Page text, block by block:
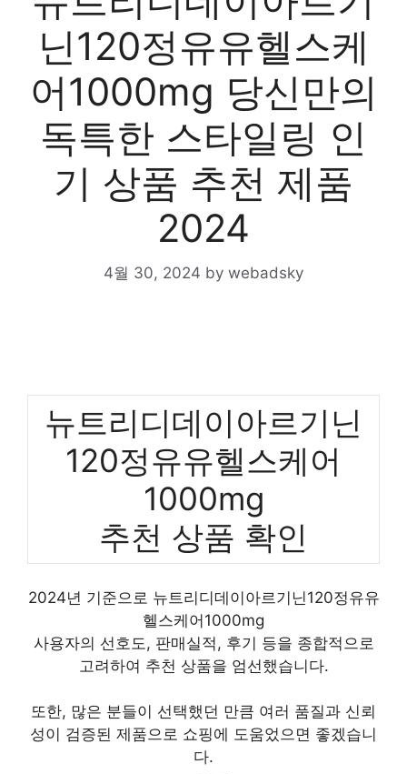
닌120정유유헬스케
어1000mg 당신만의
독특한 스타일링 인
기 상품 추천 제품
2024
4월 30, 2024 by webadsky
뉴트리디데이아르기닌
120정유유헬스케어
1000mg
추천 상품 확인
2024년 기준으로 뉴트리디데이아르기닌120정유유
헬스케어1000mg
사용자의 선호도, 판매실적, 후기 등을 종합적으로
고려하여 추천 상품을 엄선했습니다.
또한, 많은 분들이 선택했던 만큼 여러 품질과 신뢰
성이 검증된 제품으로 쇼핑에 도움었으면 좋겠습니
다.